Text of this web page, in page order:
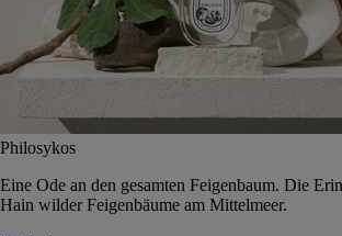
Philosykos
Eine Ode an den gesamten Feigenbaum. Die
Hain wilder Feigenbäume am Mittelmeer.